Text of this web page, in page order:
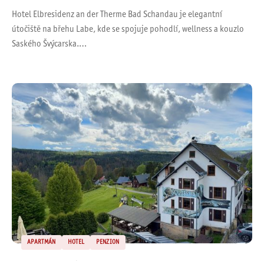
Hotel Elbresidenz an der Therme Bad Schandau je elegantní
útočiště na břehu Labe, kde se spojuje pohodlí, wellness a kouzlo
Saského Švýcarska.…
APARTMÁN HOTEL PENZION